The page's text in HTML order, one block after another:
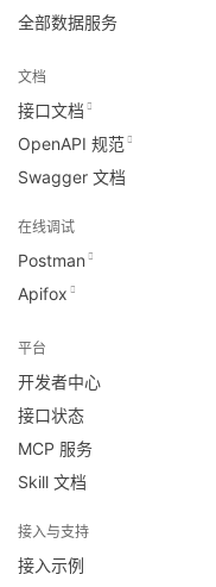
全部数据服务
文档
接口文档
OpenAPI 规范
Swagger 文档
在线调试
Postman
Apifox
平台
开发者中心
接口状态
MCP 服务
Skill 文档
接入与支持
接入示例